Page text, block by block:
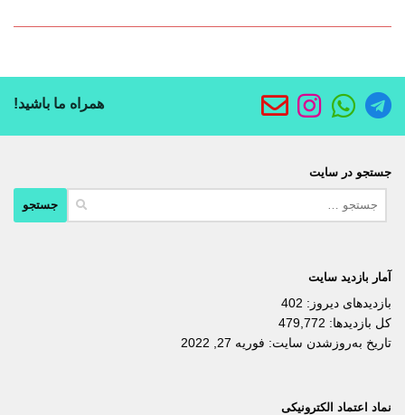
همراه ما باشید!
جستجو در سایت
آمار بازدید سایت
بازدیدهای دیروز: 402
کل بازدیدها: 479,772
تاریخ به‌روزشدن سایت: فوریه 27, 2022
نماد اعتماد الکترونیکی